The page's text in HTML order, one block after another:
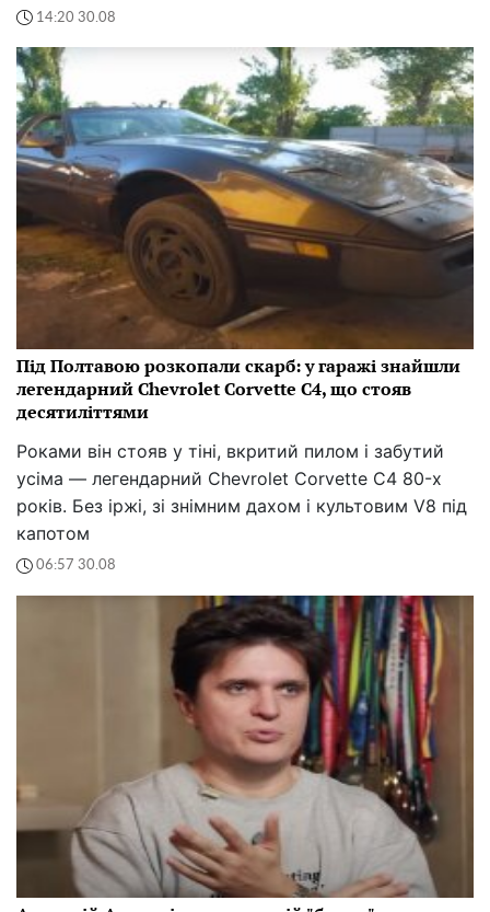
14:20 30.08
Під Полтавою розкопали скарб: у гаражі знайшли
легендарний Chevrolet Corvette C4, що стояв
десятиліттями
Роками він стояв у тіні, вкритий пилом і забутий
усіма — легендарний Chevrolet Corvette C4 80-х
років. Без іржі, зі знімним дахом і культовим V8 під
капотом
06:57 30.08